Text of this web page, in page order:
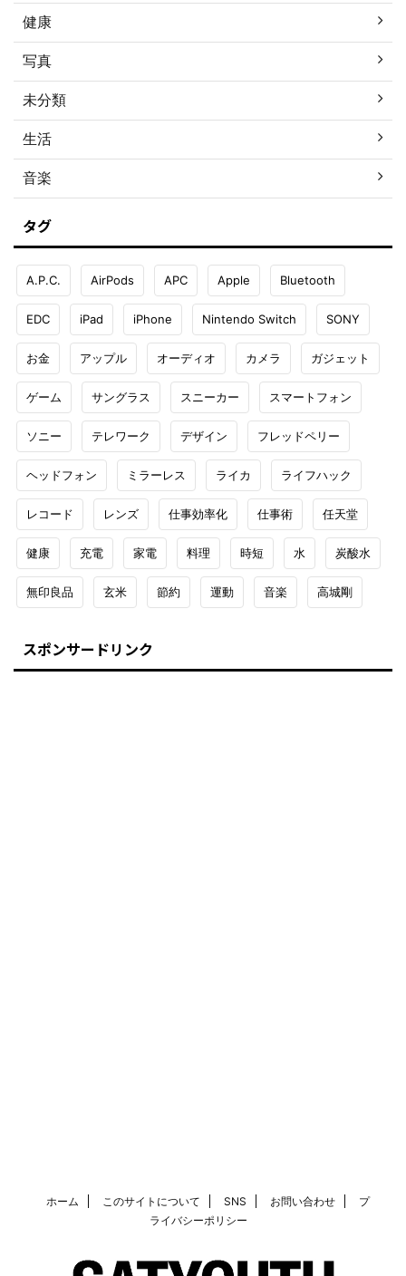
健康
写真
未分類
生活
音楽
タグ
A.P.C. AirPods APC Apple Bluetooth
EDC iPad iPhone Nintendo Switch SONY
お金 アップル オーディオ カメラ ガジェット
ゲーム サングラス スニーカー スマートフォン
ソニー テレワーク デザイン フレッドペリー
ヘッドフォン ミラーレス ライカ ライフハック
レコード レンズ 仕事効率化 仕事術 任天堂
健康 充電 家電 料理 時短 水 炭酸水
無印良品 玄米 節約 運動 音楽 高城剛
スポンサードリンク
ホーム このサイトについて SNS お問い合わせ
プ
ライバシーポリシー